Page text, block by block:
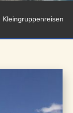
Kleingruppenreisen